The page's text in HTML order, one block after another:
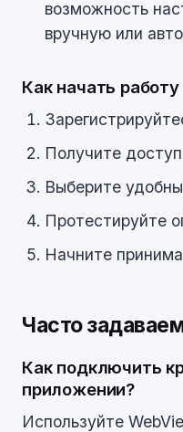
возможность
вручную или
Как начать работу
Получите
Выберите
Протестируйте
Начните
Часто
Как подключить
приложении?
Используйте